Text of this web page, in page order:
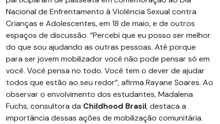
Nacional de Enfrentamento à Violência Sexual contra
Crianças e Adolescentes, em 18 de maio, e de outros
espaços de discussão. “Percebi que eu posso ser melhor
do que sou ajudando as outras pessoas. Até porque
para ser jovem mobilizador você não pode pensar só em
você. Você pensa no todo. Você tem o dever de ajudar
todos que estão ao seu redor”, afirma Rayane Soares. Ao
observar o envolvimento dos estudantes, Madalena
Fuchs, consultora da Childhood Brasil, destaca a
importância dessas ações de mobilização comunitária.